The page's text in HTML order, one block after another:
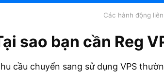
Các hành động
sao bạn cần Reg
cầu chuyển sang sử dụng VPS